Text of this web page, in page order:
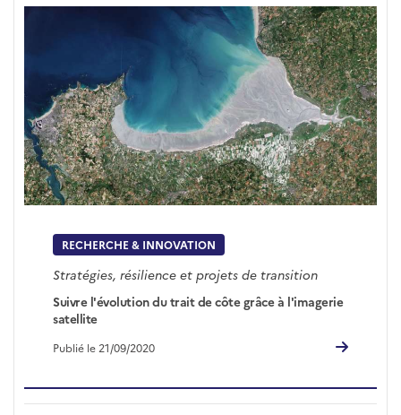
RECHERCHE & INNOVATION
Stratégies, résilience et projets de transition
Suivre l'évolution du trait de côte grâce à l'imagerie
satellite
Publié le 21/09/2020